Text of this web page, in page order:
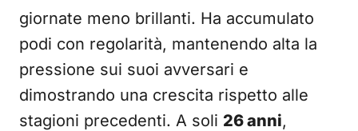
giornate meno brillanti. Ha accumulato
podi con regolarità, mantenendo alta la
pressione sui suoi avversari e
dimostrando una crescita rispetto alle
stagioni precedenti. A soli 26 anni,